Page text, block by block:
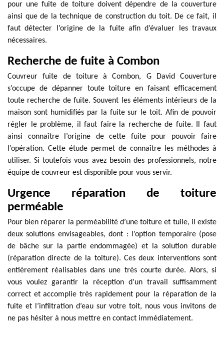
pour une fuite de toiture doivent dépendre de la couverture
ainsi que de la technique de construction du toit. De ce fait, il
faut détecter l’origine de la fuite afin d’évaluer les travaux
nécessaires.
Recherche de fuite à Combon
Couvreur fuite de toiture à Combon, G David Couverture
s’occupe de dépanner toute toiture en faisant efficacement
toute recherche de fuite. Souvent les éléments intérieurs de la
maison sont humidifiés par la fuite sur le toit. Afin de pouvoir
régler le problème, il faut faire la recherche de fuite. Il faut
ainsi connaître l’origine de cette fuite pour pouvoir faire
l’opération. Cette étude permet de connaître les méthodes à
utiliser. Si toutefois vous avez besoin des professionnels, notre
équipe de couvreur est disponible pour vous servir.
Urgence réparation de toiture
perméable
Pour bien réparer la perméabilité d’une toiture et tuile, il existe
deux solutions envisageables, dont : l’option temporaire (pose
de bâche sur la partie endommagée) et la solution durable
(réparation directe de la toiture). Ces deux interventions sont
entièrement réalisables dans une très courte durée. Alors, si
vous voulez garantir la réception d’un travail suffisamment
correct et accomplie très rapidement pour la réparation de la
fuite et l’infiltration d’eau sur votre toit, nous vous invitons de
ne pas hésiter à nous mettre en contact immédiatement.